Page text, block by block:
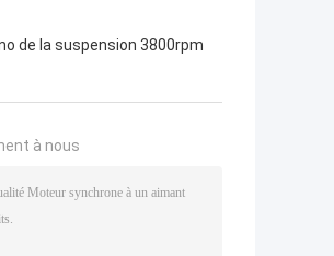
de la suspension 3800rpm
à nous